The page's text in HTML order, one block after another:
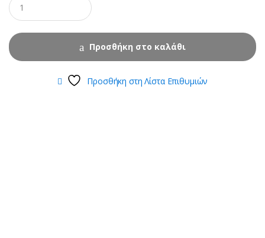
Προσθήκη στο καλάθι
Προσθήκη στη Λίστα Επιθυμιών